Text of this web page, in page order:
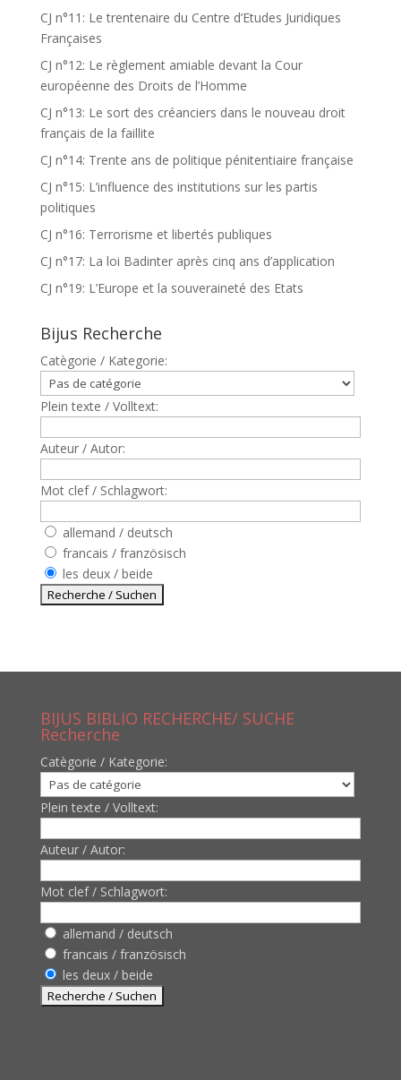
CJ n°11: Le trentenaire du Centre d’Etudes Juridiques
Françaises
CJ n°12: Le règlement amiable devant la Cour
européenne des Droits de l’Homme
CJ n°13: Le sort des créanciers dans le nouveau droit
français de la faillite
CJ n°14: Trente ans de politique pénitentiaire française
CJ n°15: L’influence des institutions sur les partis
politiques
CJ n°16: Terrorisme et libertés publiques
CJ n°17: La loi Badinter après cinq ans d’application
CJ n°19: L’Europe et la souveraineté des Etats
Bijus Recherche
Catègorie / Kategorie:
Plein texte / Volltext:
Auteur / Autor:
Mot clef / Schlagwort:
allemand / deutsch
francais / französisch
les deux / beide
BIJUS BIBLIO RECHERCHE/ SUCHE
Recherche
Catègorie / Kategorie:
Plein texte / Volltext:
Auteur / Autor:
Mot clef / Schlagwort:
allemand / deutsch
francais / französisch
les deux / beide